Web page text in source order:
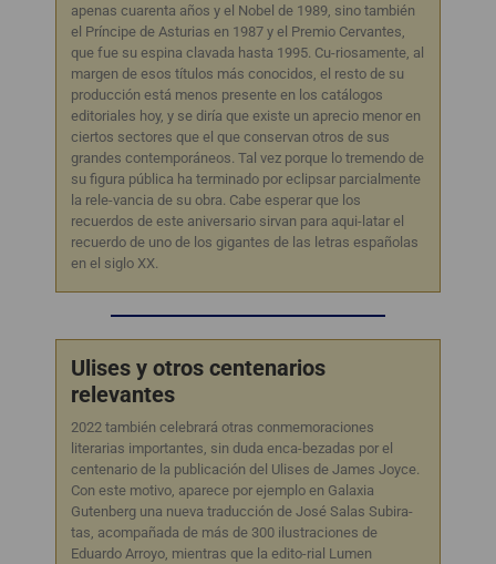
apenas cuarenta años y el Nobel de 1989, sino también
el Príncipe de Asturias en 1987 y el Premio Cervantes,
que fue su espina clavada hasta 1995. Cu-riosamente, al
margen de esos títulos más conocidos, el resto de su
producción está menos presente en los catálogos
editoriales hoy, y se diría que existe un aprecio menor en
ciertos sectores que el que conservan otros de sus
grandes contemporáneos. Tal vez porque lo tremendo de
su figura pública ha terminado por eclipsar parcialmente
la rele-vancia de su obra. Cabe esperar que los
recuerdos de este aniversario sirvan para aqui-latar el
recuerdo de uno de los gigantes de las letras españolas
en el siglo XX.
Ulises y otros centenarios
relevantes
2022 también celebrará otras conmemoraciones
literarias importantes, sin duda enca-bezadas por el
centenario de la publicación del Ulises de James Joyce.
Con este motivo, aparece por ejemplo en Galaxia
Gutenberg una nueva traducción de José Salas Subira-
tas, acompañada de más de 300 ilustraciones de
Eduardo Arroyo, mientras que la edito-rial Lumen